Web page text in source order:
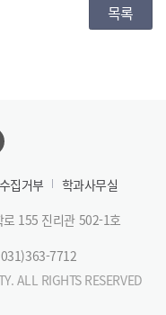
목록
집거부
학과사무실
155 진리관 502-1호
7712
ALL RIGHTS RESERVED